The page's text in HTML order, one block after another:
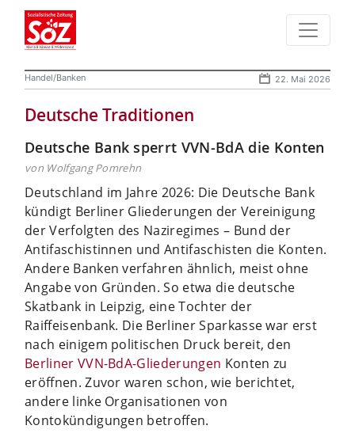
Handel/Banken 22. Mai 2026
Deutsche Traditionen
Deutsche Bank sperrt VVN-BdA die Konten
von Wolfgang Pomrehn
Deutschland im Jahre 2026: Die Deutsche Bank
kündigt Berliner Gliederungen der Vereinigung
der Verfolgten des Naziregimes – Bund der
Antifaschistinnen und Antifaschisten die Konten.
Andere Banken verfahren ähnlich, meist ohne
Angabe von Gründen. So etwa die deutsche
Skatbank in Leipzig, eine Tochter der
Raiffeisenbank. Die Berliner Sparkasse war erst
nach einigem politischen Druck bereit, den
Berliner VVN-BdA-Gliederungen Konten zu
eröffnen. Zuvor waren schon, wie berichtet,
andere linke Organisationen von
Kontokündigungen betroffen.